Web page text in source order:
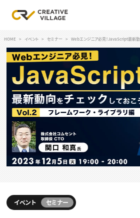
ACCOUNT
ログイン
RECRUIT
クリエイター求人を探す
CREATIVE JOB求人検索
特集求人
採用説明会
転職支援サービス
CONTENTS
スキルアップしたい！ トップ
デザイン
TOP Creator’s コラム
HOME イベント セミナー Webエンジニア必見！JavaScript最新動
イベント セミナー